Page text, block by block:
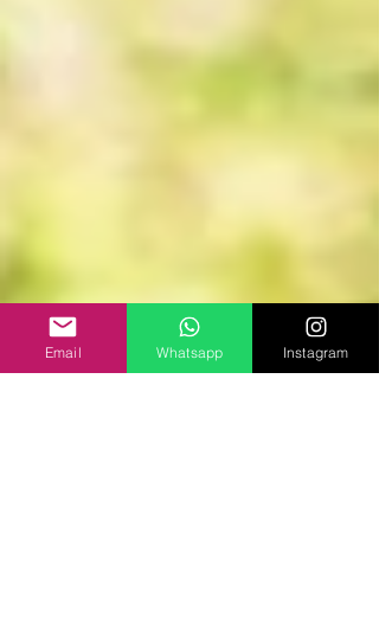
Email Whatsapp Instagram